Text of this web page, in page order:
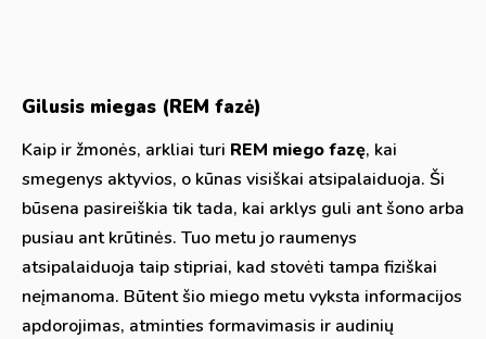
Gilusis miegas (REM fazė)
Kaip ir žmonės, arkliai turi REM miego fazę, kai
smegenys aktyvios, o kūnas visiškai atsipalaiduoja. Ši
būsena pasireiškia tik tada, kai arklys guli ant šono arba
pusiau ant krūtinės. Tuo metu jo raumenys
atsipalaiduoja taip stipriai, kad stovėti tampa fiziškai
neįmanoma. Būtent šio miego metu vyksta informacijos
apdorojimas, atminties formavimasis ir audinių